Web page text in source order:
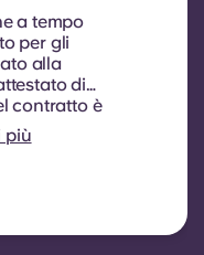
a tempo
per gli
alla
di
contratto è
non è
essere
storia di
più